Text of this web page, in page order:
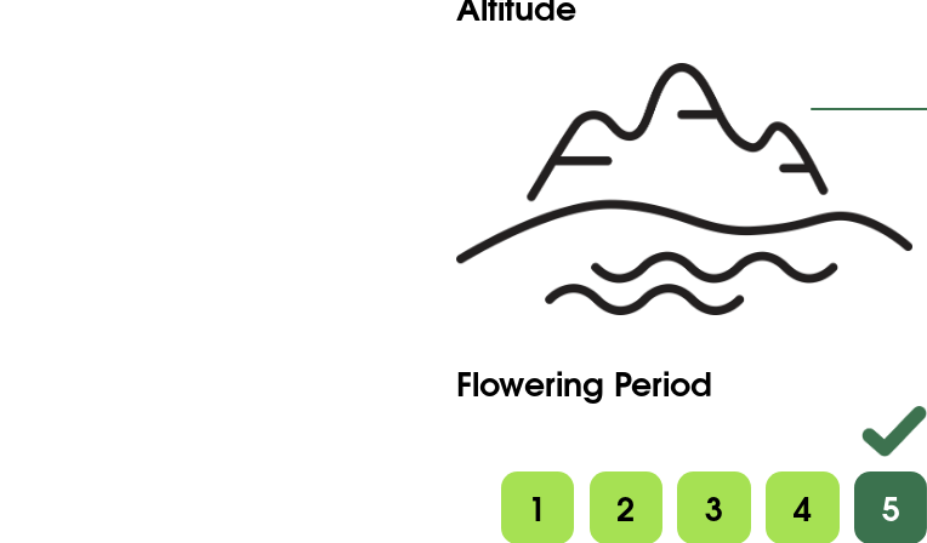
fructification, à lobes oblongs, aigus, glabres.
-Corolle bleu-foncé ou clair, généralement à centre blanc, 5-6 mm. de
-Capsule (2 -)3-4 mm. de long, égalant le calice ou un peu plus
longue,3-4 mm. de large, orbiculaire, à sommet arrondi, entier ou très
légèrement échancré; glabre.
-Style l -3 mm. de long.
Flowering Period
1 2 3 4 5